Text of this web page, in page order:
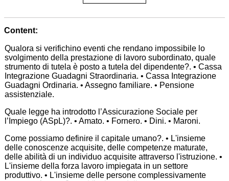
Content:
Qualora si verifichino eventi che rendano impossibile lo
svolgimento della prestazione di lavoro subordinato, quale
strumento di tutela è posto a tutela del dipendente?. • Cassa
Integrazione Guadagni Straordinaria. • Cassa Integrazione
Guadagni Ordinaria. • Assegno familiare. • Pensione
assistenziale.
Quale legge ha introdotto l’Assicurazione Sociale per
l’Impiego (ASpL)?. • Amato. • Fornero. • Dini. • Maroni.
Come possiamo definire il capitale umano?. • L'insieme
delle conoscenze acquisite, delle competenze maturate,
delle abilità di un individuo acquisite attraverso l'istruzione. •
L'insieme della forza lavoro impiegata in un settore
produttivo. • L'insieme delle persone complessivamente